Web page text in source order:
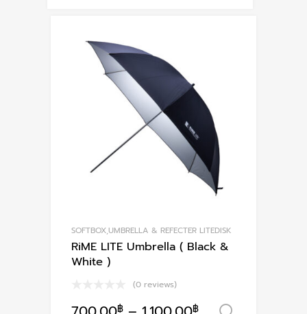
SOFTBOX,UMBRELLA & REFECTER LITEDISK
RiME LITE Umbrella ( Black &
White )
(0 reviews)
฿ ฿